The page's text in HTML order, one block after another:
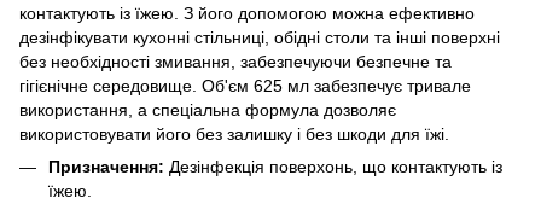
контактують із їжею. З його допомогою можна ефективно
дезінфікувати кухонні стільниці, обідні столи та інші поверхні
без необхідності змивання, забезпечуючи безпечне та
гігієнічне середовище. Об'єм 625 мл забезпечує тривале
використання, а спеціальна формула дозволяє
використовувати його без залишку і без шкоди для їжі.
Призначення: Дезінфекція поверхонь, що контактують із
їжею.